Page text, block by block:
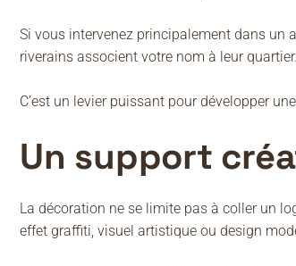
Si vous intervenez principalement dans un
riverains associent votre nom à leur quartier.
C’est un levier puissant pour développer
Un support
La décoration ne se limite pas à coller un
effet graffiti, visuel artistique ou design